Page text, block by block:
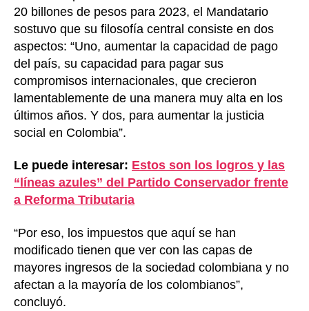
20 billones de pesos para 2023, el Mandatario
sostuvo que su filosofía central consiste en dos
aspectos: “Uno, aumentar la capacidad de pago
del país, su capacidad para pagar sus
compromisos internacionales, que crecieron
lamentablemente de una manera muy alta en los
últimos años. Y dos, para aumentar la justicia
social en Colombia”.
Le puede interesar: Estos son los logros y las
“líneas azules” del Partido Conservador frente
a Reforma Tributaria
“Por eso, los impuestos que aquí se han
modificado tienen que ver con las capas de
mayores ingresos de la sociedad colombiana y no
afectan a la mayoría de los colombianos”,
concluyó.